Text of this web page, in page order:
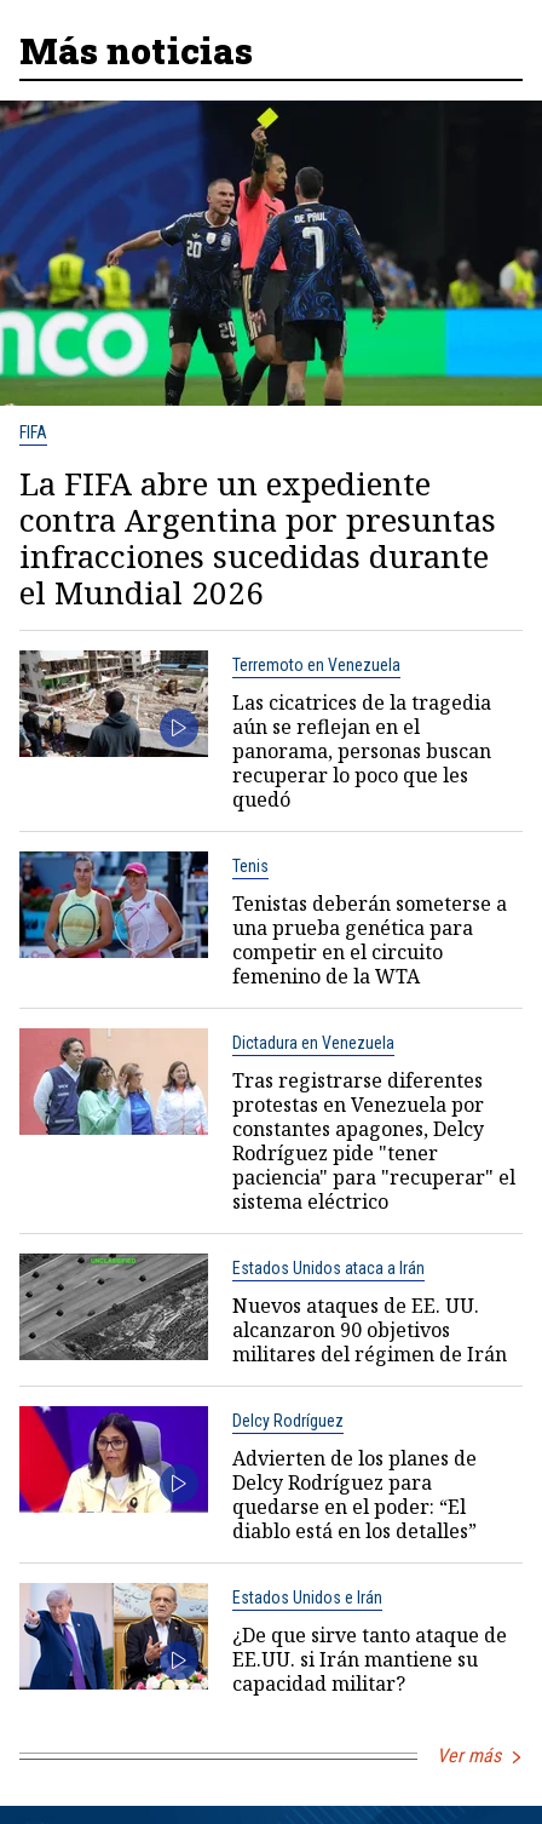
Más noticias
FIFA
La FIFA abre un expediente
contra Argentina por presuntas
infracciones sucedidas durante
el Mundial 2026
Terremoto en Venezuela
Las cicatrices de la tragedia
aún se reflejan en el
panorama, personas buscan
recuperar lo poco que les
quedó
Tenis
Tenistas deberán someterse a
una prueba genética para
competir en el circuito
femenino de la WTA
Dictadura en Venezuela
Tras registrarse diferentes
protestas en Venezuela por
constantes apagones, Delcy
Rodríguez pide "tener
paciencia" para "recuperar" el
sistema eléctrico
Estados Unidos ataca a Irán
Nuevos ataques de EE. UU.
alcanzaron 90 objetivos
militares del régimen de Irán
Delcy Rodríguez
Advierten de los planes de
Delcy Rodríguez para
quedarse en el poder: “El
diablo está en los detalles”
Estados Unidos e Irán
¿De que sirve tanto ataque de
EE.UU. si Irán mantiene su
capacidad militar?
Ver más